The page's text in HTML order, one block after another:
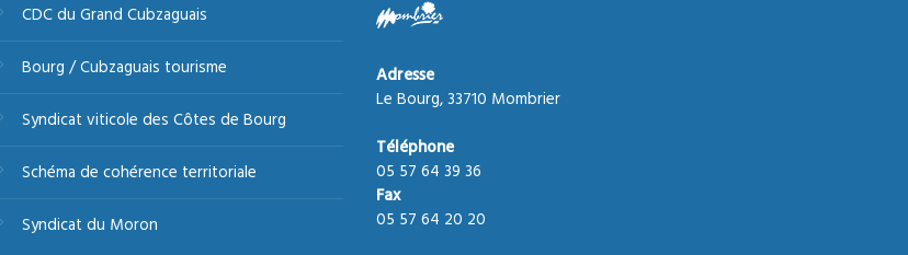
CDC du Grand Cubzaguais
Bourg / Cubzaguais tourisme
Syndicat viticole des Côtes de Bourg
Schéma de cohérence territoriale
Syndicat du Moron
Adresse
Le Bourg, 33710 Mombrier
Téléphone
05 57 64 39 36
Fax
05 57 64 20 20